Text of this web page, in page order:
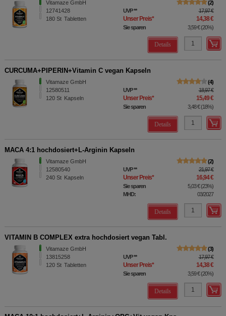
Vitamaze GmbH
12741428
180 St Tabletten
2
UVP** 17,97 €
Unser Preis* 14,38 €
Sie sparen 3,59 €(20%)
Details
CURCUMA+PIPERIN+Vitamin C vegan Kapseln
Vitamaze GmbH
12580511
120 St Kapseln
4
UVP** 18,97 €
Unser Preis* 15,49 €
Sie sparen 3,48 €(18%)
Details
MACA 4:1 hochdosiert+L-Arginin Kapseln
Vitamaze GmbH
12580540
240 St Kapseln
2
UVP** 21,97 €
Unser Preis* 16,94 €
Sie sparen 5,03 €(23%)
MHD:
03/2027
Details
VITAMIN B COMPLEX extra hochdosiert vegan Tabl.
Vitamaze GmbH
13815258
120 St Tabletten
3
UVP** 17,97 €
Unser Preis* 14,38 €
Sie sparen 3,59 €(20%)
Details